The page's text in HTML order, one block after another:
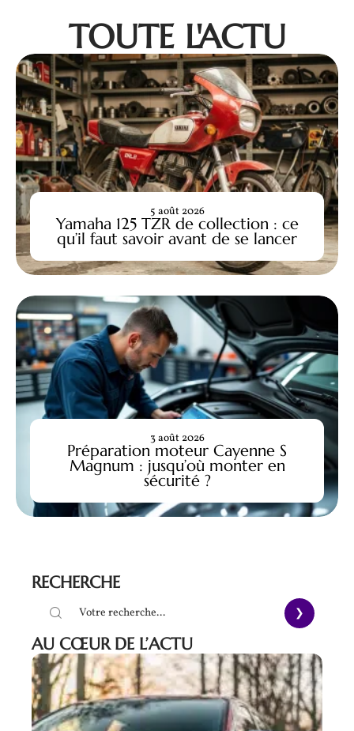
TOUTE L'ACTU
Yamaha 125 TZR de collection : ce
qu’il faut savoir avant de se lancer
5 août 2026
Préparation moteur Cayenne S
Magnum : jusqu’où monter en
sécurité ?
3 août 2026
RECHERCHE
AU CŒUR DE L’ACTU